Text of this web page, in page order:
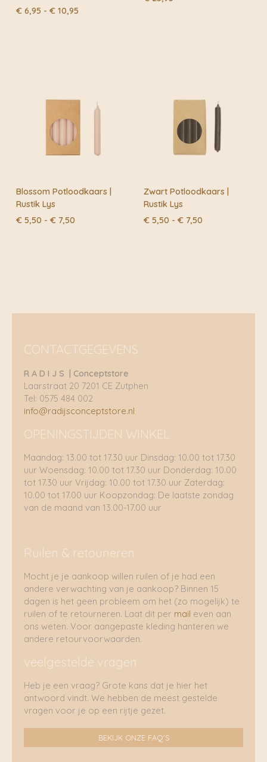
€ 6,95 - € 10,95
Blossom Potloodkaars |
Rustik Lys
€ 5,50 - € 7,50
Zwart Potloodkaars |
Rustik Lys
€ 5,50 - € 7,50
CONTACTGEGEVENS
R A D I J S | Conceptstore
Laarstraat 20 7201 CE Zutphen
Tel: 0575 484 002
info@radijsconceptstore.nl
OPENINGSTIJDEN WINKEL
Maandag: 13.00 tot 17.30 uur Dinsdag: 10.00 tot 17.30
uur Woensdag: 10.00 tot 17.30 uur Donderdag: 10.00
tot 17.30 uur Vrijdag: 10.00 tot 17.30 uur Zaterdag:
10.00 tot 17.00 uur Koopzondag: De laatste zondag
van de maand van 13.00-17.00 uur
Ruilen & retouneren
Mocht je je aankoop willen ruilen of je had een
andere verwachting van je aankoop? Binnen 15
dagen is het geen probleem om het (zo mogelijk) te
ruilen of te retourneren. Laat dit per mail even aan
ons weten. Voor aangepaste kleding hanteren we
andere retourvoorwaarden.
veelgestelde vragen
Heb je een vraag? Grote kans dat je hier het
antwoord vindt. We hebben de meest gestelde
vragen voor je op een rijtje gezet.
BEKIJK ONZE FAQ'S